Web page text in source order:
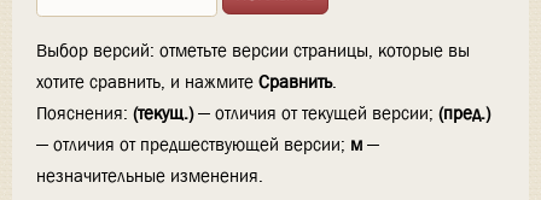
Выбор версий: отметьте версии страницы, которые вы
хотите сравнить, и нажмите Сравнить.
Пояснения: (текущ.)— отличия от текущей версии; (пред.)
— отличия от предшествующей версии; м —
незначительные изменения.